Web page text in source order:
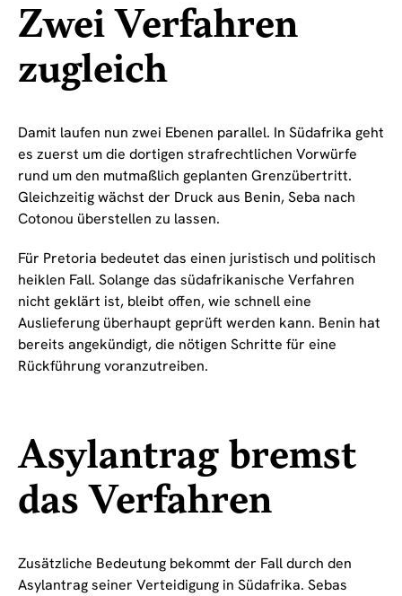
Zwei Verfahren
zugleich
Damit laufen nun zwei Ebenen parallel. In Südafrika geht
es zuerst um die dortigen strafrechtlichen Vorwürfe
rund um den mutmaßlich geplanten Grenzübertritt.
Gleichzeitig wächst der Druck aus Benin, Seba nach
Cotonou überstellen zu lassen.
Für Pretoria bedeutet das einen juristisch und politisch
heiklen Fall. Solange das südafrikanische Verfahren
nicht geklärt ist, bleibt offen, wie schnell eine
Auslieferung überhaupt geprüft werden kann. Benin hat
bereits angekündigt, die nötigen Schritte für eine
Rückführung voranzutreiben.
Asylantrag bremst
das Verfahren
Zusätzliche Bedeutung bekommt der Fall durch den
Asylantrag seiner Verteidigung in Südafrika. Sebas